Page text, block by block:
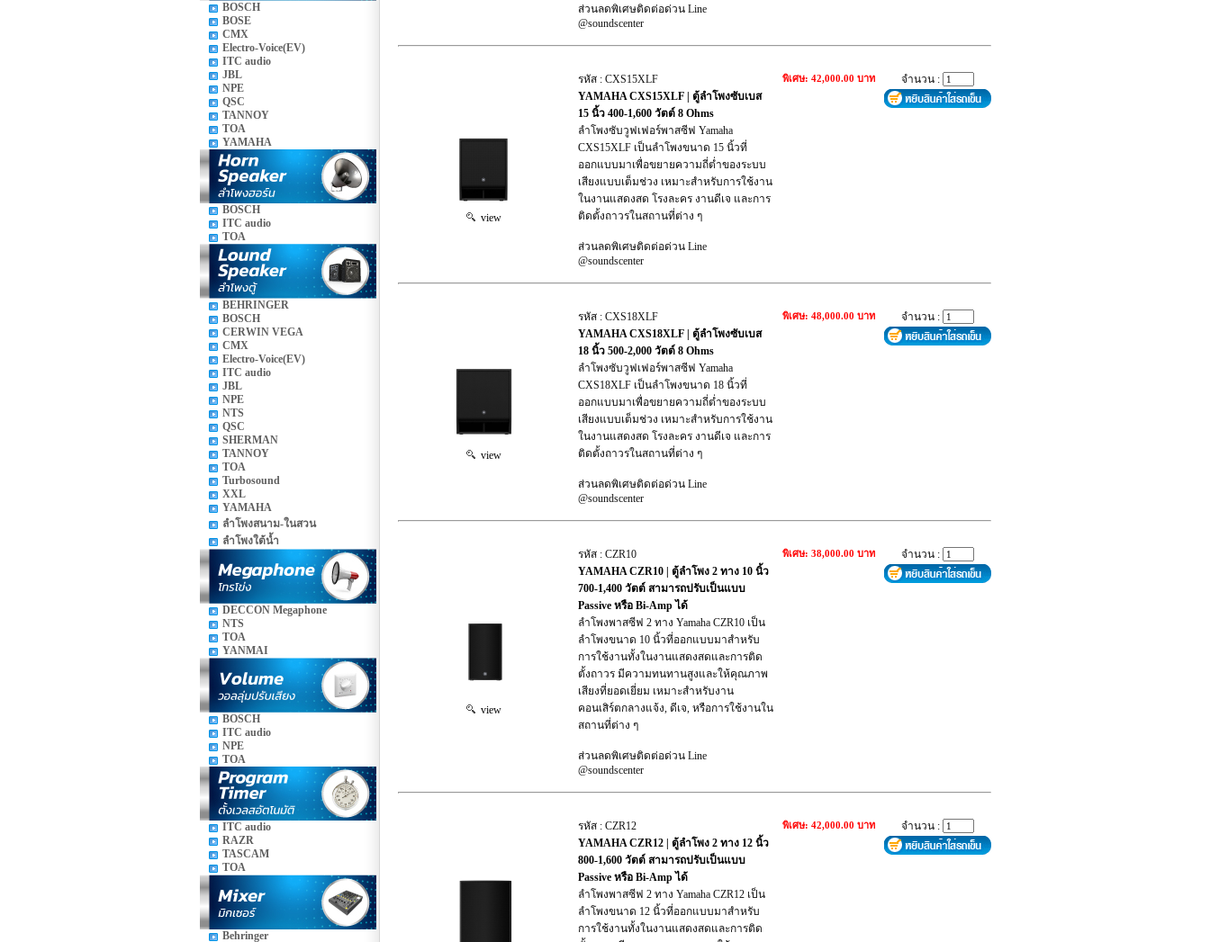
BOSCH
BOSE
CMX
Electro-Voice(EV)
ITC audio
JBL
NPE
QSC
TANNOY
TOA
YAMAHA
BOSCH
ITC audio
TOA
BEHRINGER
BOSCH
CERWIN VEGA
CMX
Electro-Voice(EV)
ITC audio
JBL
NPE
NTS
QSC
SHERMAN
TANNOY
TOA
Turbosound
XXL
YAMAHA
ลำโพงสนาม-ในสวน
ลำโพงใต้น้ำ
DECCON Megaphone
NTS
TOA
YANMAI
BOSCH
ITC audio
NPE
TOA
ITC audio
RAZR
TASCAM
TOA
Behringer
ส่วนลดพิเศษติดต่อด่วน Line
@soundscenter
view
รหัส : CXS15XLF
YAMAHA CXS15XLF | ตู้ลำโพงซับเบส
15 นิ้ว 400-1,600 วัตต์ 8 Ohms
ลำโพงซับวูฟเฟอร์พาสซีฟ Yamaha
CXS15XLF เป็นลำโพงขนาด 15 นิ้วที่
ออกแบบมาเพื่อขยายความถี่ต่ำของระบบ
เสียงแบบเต็มช่วง เหมาะสำหรับการใช้งาน
ในงานแสดงสด โรงละคร งานดีเจ และการ
ติดตั้งถาวรในสถานที่ต่าง ๆ
ส่วนลดพิเศษติดต่อด่วน Line
@soundscenter
พิเศษ: 42,000.00 บาท จำนวน :
view
รหัส : CXS18XLF
YAMAHA CXS18XLF | ตู้ลำโพงซับเบส
18 นิ้ว 500-2,000 วัตต์ 8 Ohms
ลำโพงซับวูฟเฟอร์พาสซีฟ Yamaha
CXS18XLF เป็นลำโพงขนาด 18 นิ้วที่
ออกแบบมาเพื่อขยายความถี่ต่ำของระบบ
เสียงแบบเต็มช่วง เหมาะสำหรับการใช้งาน
ในงานแสดงสด โรงละคร งานดีเจ และการ
ติดตั้งถาวรในสถานที่ต่าง ๆ
ส่วนลดพิเศษติดต่อด่วน Line
@soundscenter
พิเศษ: 48,000.00 บาท จำนวน :
view
รหัส : CZR10
YAMAHA CZR10 | ตู้ลำโพง 2 ทาง 10 นิ้ว
700-1,400 วัตต์ สามารถปรับเป็นแบบ
Passive หรือ Bi-Amp ได้
ลำโพงพาสซีฟ 2 ทาง Yamaha CZR10 เป็น
ลำโพงขนาด 10 นิ้วที่ออกแบบมาสำหรับ
การใช้งานทั้งในงานแสดงสดและการติด
ตั้งถาวร มีความทนทานสูงและให้คุณภาพ
เสียงที่ยอดเยี่ยม เหมาะสำหรับงาน
คอนเสิร์ตกลางแจ้ง, ดีเจ, หรือการใช้งานใน
สถานที่ต่าง ๆ
ส่วนลดพิเศษติดต่อด่วน Line
@soundscenter
พิเศษ: 38,000.00 บาท จำนวน :
รหัส : CZR12
YAMAHA CZR12 | ตู้ลำโพง 2 ทาง 12 นิ้ว
800-1,600 วัตต์ สามารถปรับเป็นแบบ
Passive หรือ Bi-Amp ได้
ลำโพงพาสซีฟ 2 ทาง Yamaha CZR12 เป็น
ลำโพงขนาด 12 นิ้วที่ออกแบบมาสำหรับ
การใช้งานทั้งในงานแสดงสดและการติด
พิเศษ: 42,000.00 บาท จำนวน :